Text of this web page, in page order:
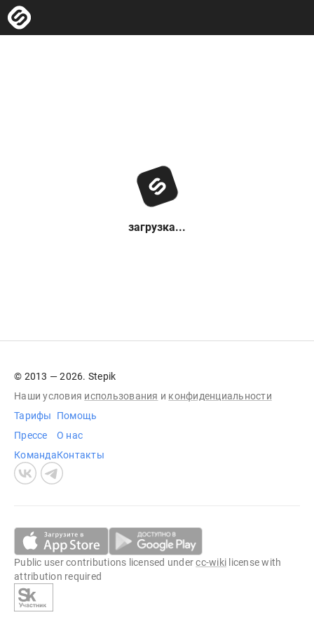
загрузка...
© 2013 — 2026. Stepik
Наши условия использования и конфиденциальности
Тарифы
Прессе
Команда
Помощь
О нас
Контакты
Public user contributions licensed undercc-wiki license with
attribution required